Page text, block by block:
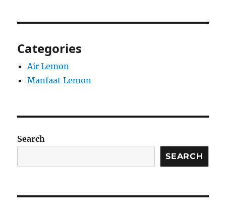
Categories
Air Lemon
Manfaat Lemon
Search
SEARCH